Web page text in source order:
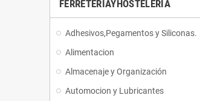
FERRETERIAYHOSTELERIA
Adhesivos,Pegamentos y Siliconas.
Alimentacion
Almacenaje y Organización
Automocion y Lubricantes